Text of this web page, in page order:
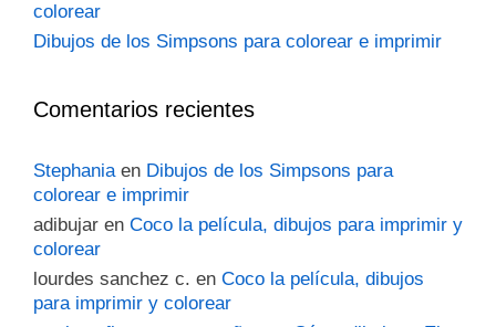
colorear
Dibujos de los Simpsons para colorear e imprimir
Comentarios recientes
Stephaniaen Dibujos de los Simpsons para
colorear e imprimir
adibujar en Coco la película, dibujos para imprimir y
colorear
lourdes sanchez c. en Coco la película, dibujos
para imprimir y colorear